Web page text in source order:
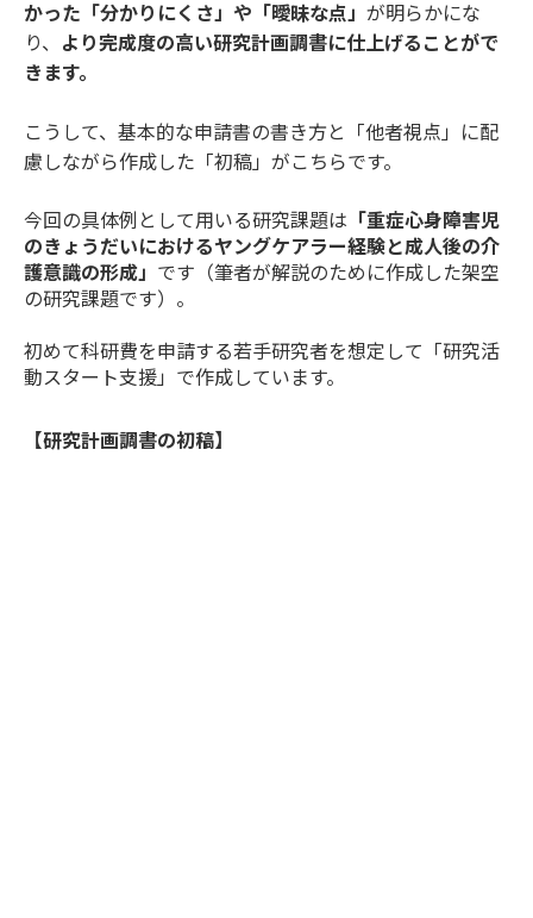
かった「分かりにくさ」や「曖昧な点」 が明らかにな
り、 より完成度の高い研究計画調書に仕上げることがで
きます。
こうして、基本的な申請書の書き方と「他者視点」に配
慮しながら作成した「初稿」がこちらです。
今回の具体例として用いる研究課題は 「重症心身障害児
のきょうだいにおけるヤングケアラー経験と成人後の介
護意識の形成」 です（筆者が解説のために作成した架空
の研究課題です）。
初めて科研費を申請する若手研究者を想定して「研究活
動スタート支援」で作成しています。
【研究計画調書の初稿】